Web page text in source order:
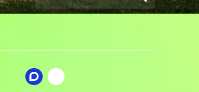
по: